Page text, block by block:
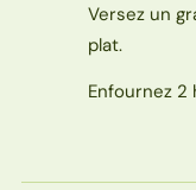
Versez un
plat.
Enfournez 2